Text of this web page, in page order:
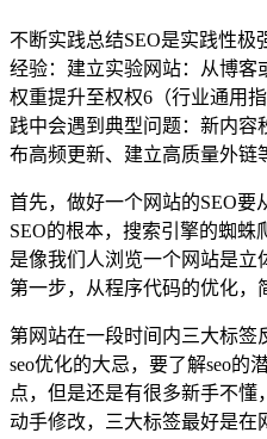
不断实践总结SEO是实践性
经验：建立实验网站：从博客
权重提升至权权6（行业通用
践中会遇到典型问题：新内容
布高频更新、建立高质量外链
首先，做好一个网站的SEO要
SEO的根本，搜索引擎的蜘
是像我们人浏览一个网站是立
第一步，从程序代码的优化，
第网站在一段时间内三大标签
seo优化的大忌，要了解seo的
点，但是还是有很多新手不
动手修改，三大标签最好是在